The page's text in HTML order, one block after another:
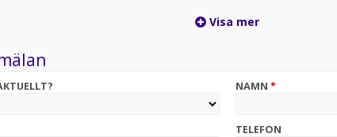
stämningsbelysning, 9"stereo med apple carplay/
går att välja 4400kg
Visa mer
NAMN *
TELEFON